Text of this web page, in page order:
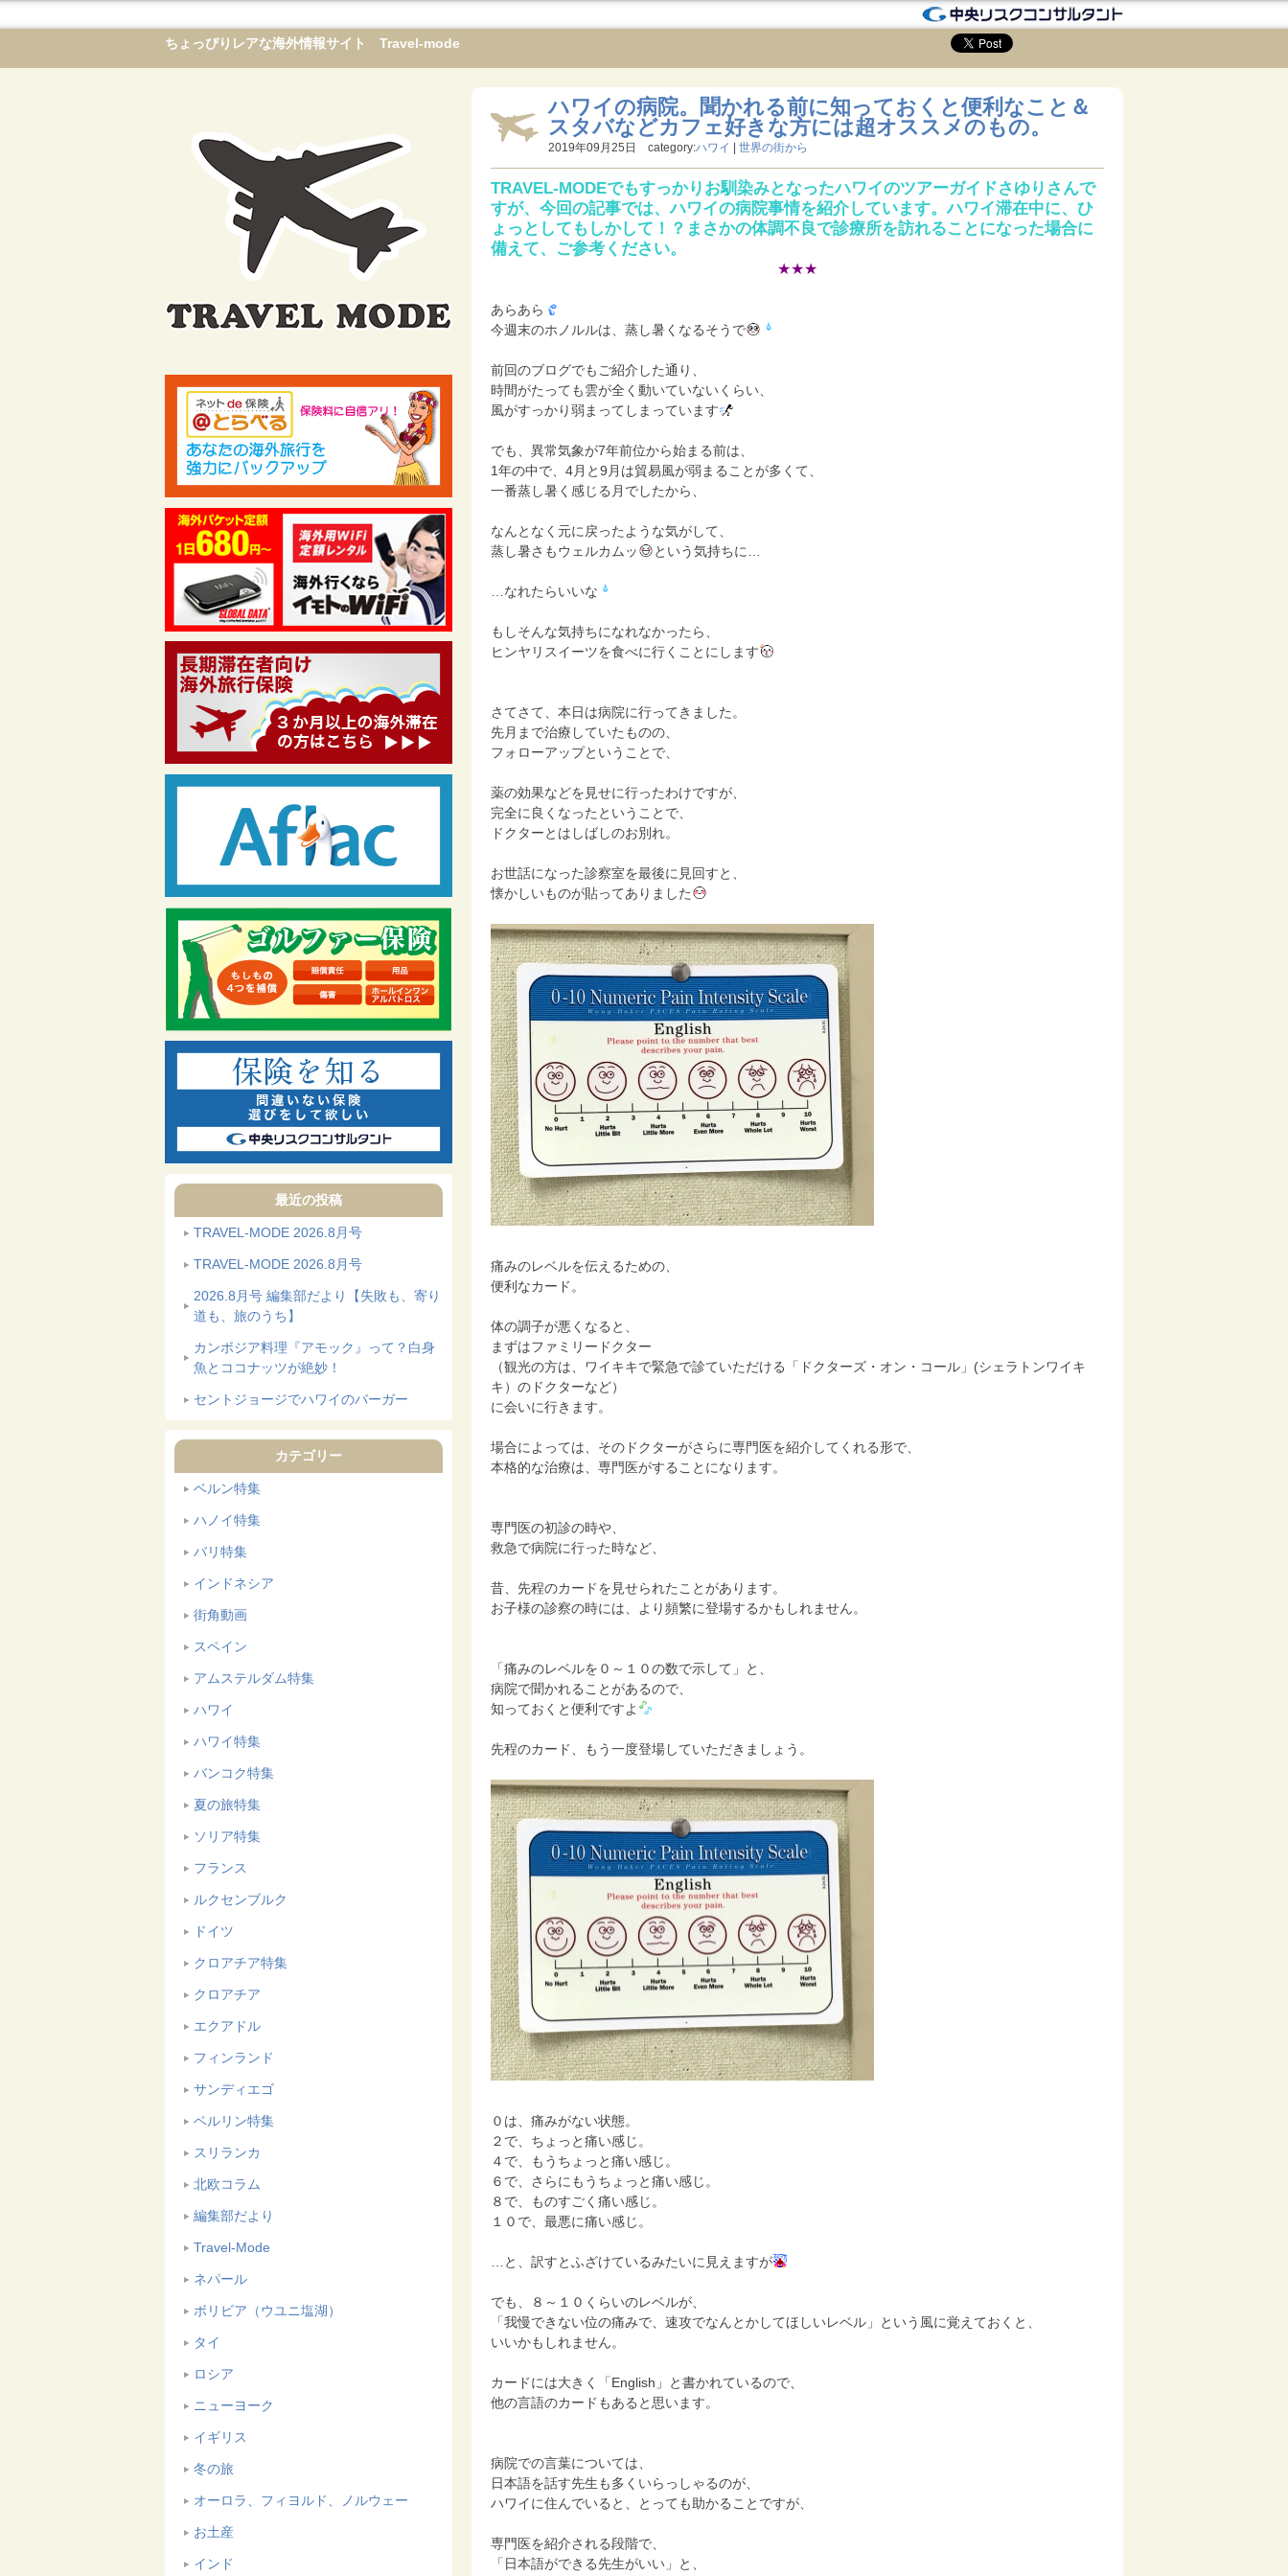
ちょっぴりレアな海外情報サイト Travel-mode
最近の投稿
TRAVEL-MODE 2026.8月号
TRAVEL-MODE 2026.8月号
2026.8月号 編集部だより【失敗も、寄り
道も、旅のうち】
カンボジア料理『アモック』って？白身
魚とココナッツが絶妙！
セントジョージでハワイのバーガー
カテゴリー
ベルン特集
ハノイ特集
バリ特集
インドネシア
街角動画
スペイン
アムステルダム特集
ハワイ
ハワイ特集
バンコク特集
夏の旅特集
ソリア特集
フランス
ルクセンブルク
ドイツ
クロアチア特集
クロアチア
エクアドル
フィンランド
サンディエゴ
ベルリン特集
スリランカ
北欧コラム
編集部だより
Travel-Mode
ネパール
ボリビア（ウユニ塩湖）
タイ
ロシア
ニューヨーク
イギリス
冬の旅
オーロラ、フィヨルド、ノルウェー
お土産
インド
ハワイの病院。聞かれる前に知っておくと便利なこと＆
スタバなどカフェ好きな方には超オススメのもの。
2019年09月25日 category:ハワイ 世界の街から
TRAVEL-MODEでもすっかりお馴染みとなったハワイのツアーガイドさゆりさんで
すが、今回の記事では、ハワイの病院事情を紹介しています。ハワイ滞在中に、ひ
ょっとしてもしかして！？まさかの体調不良で診療所を訪れることになった場合に
備えて、ご参考ください。
★★★
あらあら
今週末のホノルルは、蒸し暑くなるそうで
前回のブログでもご紹介した通り、
時間がたっても雲が全く動いていないくらい、
風がすっかり弱まってしまっています
でも、異常気象が7年前位から始まる前は、
1年の中で、4月と9月は貿易風が弱まることが多くて、
一番蒸し暑く感じる月でしたから、
なんとなく元に戻ったような気がして、
蒸し暑さもウェルカムッ
という気持ちに…
…なれたらいいな
もしそんな気持ちになれなかったら、
ヒンヤリスイーツを食べに行くことにします
さてさて、本日は病院に行ってきました。
先月まで治療していたものの、
フォローアップということで、
薬の効果などを見せに行ったわけですが、
完全に良くなったということで、
ドクターとはしばしのお別れ。
お世話になった診察室を最後に見回すと、
懐かしいものが貼ってありました
痛みのレベルを伝えるための、
便利なカード。
体の調子が悪くなると、
まずはファミリードクター
（観光の方は、ワイキキで緊急で診ていただける「ドクターズ・オン・コール」(シェラトンワイキ
キ）のドクターなど）
に会いに行きます。
場合によっては、そのドクターがさらに専門医を紹介してくれる形で、
本格的な治療は、専門医がすることになります。
専門医の初診の時や、
救急で病院に行った時など、
昔、先程のカードを見せられたことがあります。
お子様の診察の時には、より頻繁に登場するかもしれません。
「痛みのレベルを０～１０の数で示して」と、
病院で聞かれることがあるので、
知っておくと便利ですよ
先程のカード、もう一度登場していただきましょう。
０は、痛みがない状態。
２で、ちょっと痛い感じ。
４で、もうちょっと痛い感じ。
６で、さらにもうちょっと痛い感じ。
８で、ものすごく痛い感じ。
１０で、最悪に痛い感じ。
…と、訳すとふざけているみたいに見えますが
でも、８～１０くらいのレベルが、
「我慢できない位の痛みで、速攻でなんとかしてほしいレベル」という風に覚えておくと、
いいかもしれません。
カードには大きく「English」と書かれているので、
他の言語のカードもあると思います。
病院での言葉については、
日本語を話す先生も多くいらっしゃるのが、
ハワイに住んでいると、とっても助かることですが、
専門医を紹介される段階で、
「日本語ができる先生がいい」と、